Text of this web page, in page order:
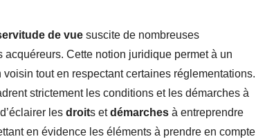
de vue suscite de nombreuses
Cette notion juridique permet à un
tout en respectant certaines réglementations.
strictement les conditions et les démarches à
les droits etdémarches à entreprendre
en évidence les éléments à prendre en compte